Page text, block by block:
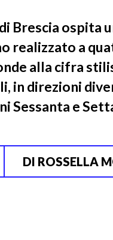
Brescia ospita
realizzato a
alla cifra
in direzioni
Sessanta e
DI ROSSELLA